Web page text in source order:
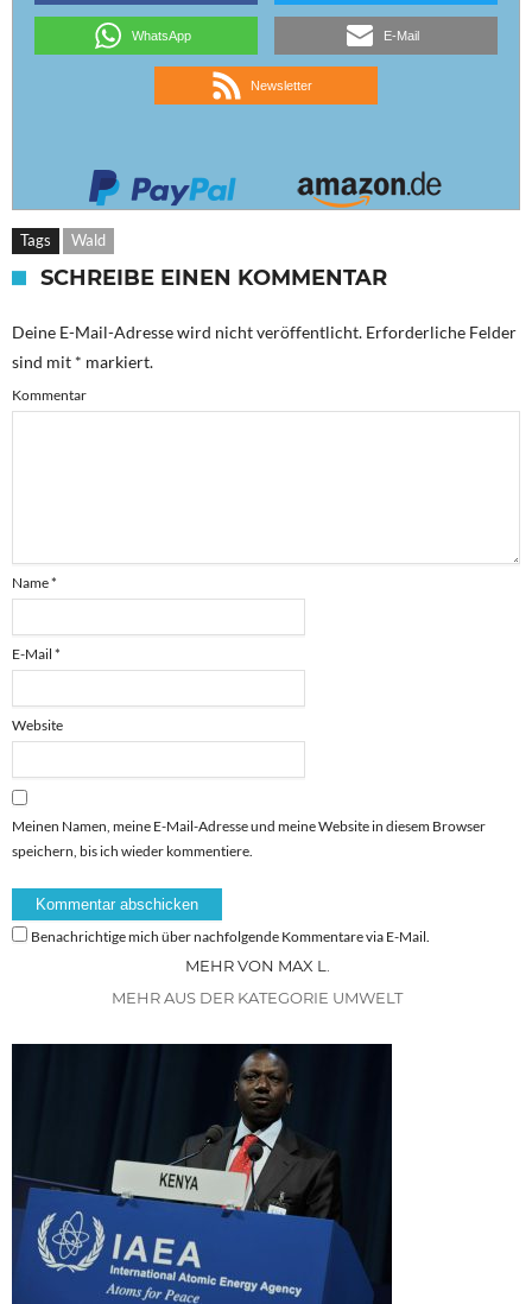
WhatsApp E-Mail
Newsletter
Tags Wald
SCHREIBE EINEN KOMMENTAR
Deine E-Mail-Adresse wird nicht veröffentlicht. Erforderliche Felder
sind mit * markiert.
Kommentar
Name*
E-Mail *
Website
Meinen Namen, meine E-Mail-Adresse und meine Website in diesem Browser
speichern, bis ich wieder kommentiere.
Benachrichtige mich über nachfolgende Kommentare via E-Mail.
MEHR VON MAX L.
MEHR AUS DER KATEGORIE UMWELT